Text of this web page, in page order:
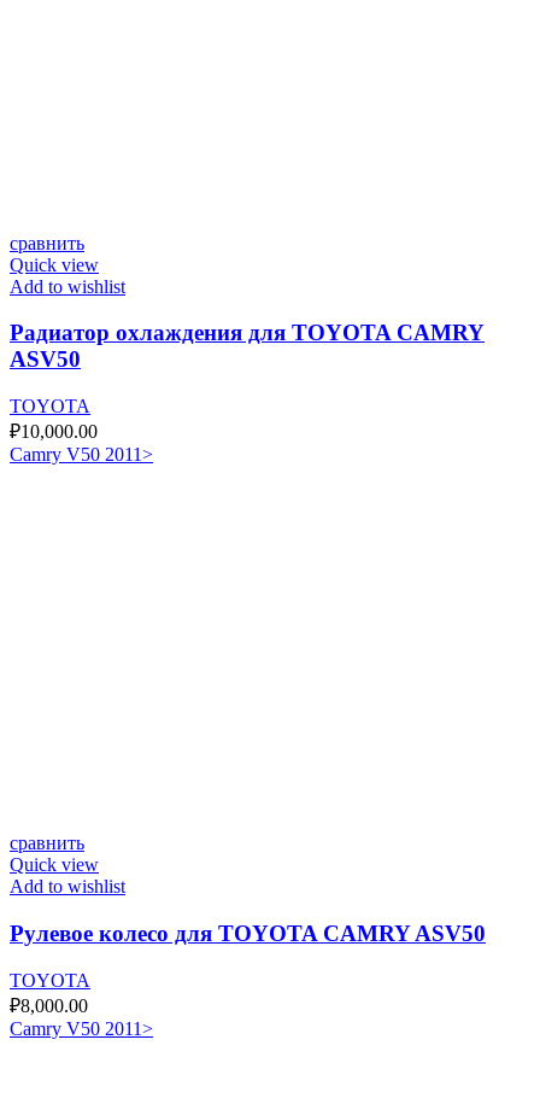
сравнить
Quick view
Add to wishlist
Радиатор охлаждения для TOYOTA CAMRY
ASV50
TOYOTA
₽10,000.00
Camry V50 2011>
сравнить
Quick view
Add to wishlist
Рулевое колесо для TOYOTA CAMRY ASV50
TOYOTA
₽8,000.00
Camry V50 2011>